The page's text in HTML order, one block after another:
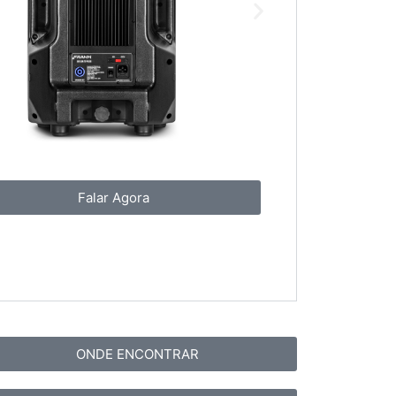
Falar Agora
ONDE ENCONTRAR